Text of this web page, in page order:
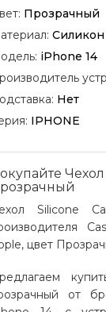
Прозрачный
Силикон
iPhone 14
Нет
IPHONE
Чехол
Silicone
цвет
от